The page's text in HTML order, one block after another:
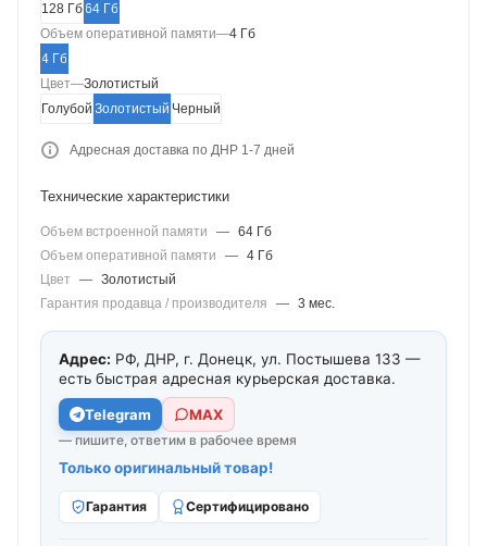
128 Гб 64 Гб
Объем оперативной памяти—4 Гб
4 Гб
Цвет—Золотистый
Голубой Золотистый Черный
Адресная доставка по ДНР 1-7 дней
Технические характеристики
Объем встроенной памяти — 64 Гб
Объем оперативной памяти
— 4 Гб
Цвет
— Золотистый
Гарантия продавца / производителя
— 3 мес.
Адрес: РФ, ДНР, г. Донецк, ул. Постышева 133 —
есть быстрая адресная курьерская доставка.
Telegram МАХ
— пишите, ответим в рабочее время
Только оригинальный товар!
Гарантия Сертифицировано